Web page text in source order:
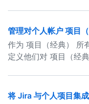
管理对个人帐户 项目
作为 项目（经典） 所
定义他们对 项目（经
将 Jira 与个人项目集成